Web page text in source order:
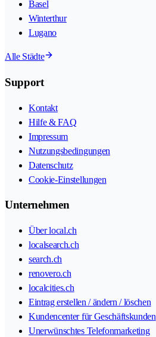
Basel
Winterthur
Lugano
Alle Städte
Support
Kontakt
Hilfe & FAQ
Impressum
Nutzungsbedingungen
Datenschutz
Cookie-Einstellungen
Unternehmen
Über local.ch
localsearch.ch
search.ch
renovero.ch
localcities.ch
Eintrag erstellen / ändern / löschen
Kundencenter für Geschäftskunden
Unerwünschtes Telefonmarketing